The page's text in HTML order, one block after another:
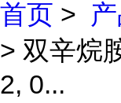
首页 >
> 双辛烷
2, 0...